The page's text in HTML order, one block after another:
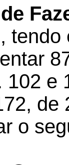
,
102 e
de
o